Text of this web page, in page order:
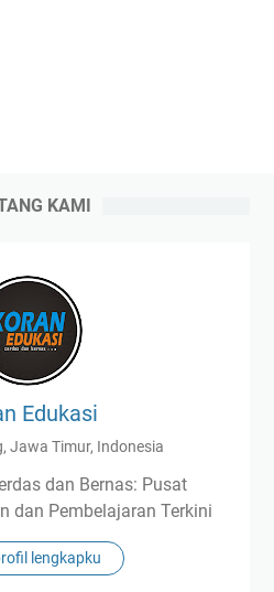
KAMI
Edukasi
Jawa Timur, Indonesia
dan Bernas: Pusat
dan Pembelajaran Terkini
lengkapku